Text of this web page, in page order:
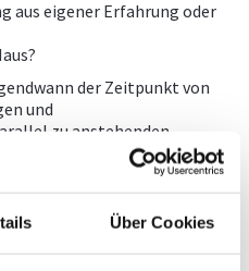
Über Cookies
aus eigener Erfahrung oder
der Zeitpunkt von
und
zu anstehenden
Fragen der ebenso älter
Grundrisse und Größe,
vor hohen